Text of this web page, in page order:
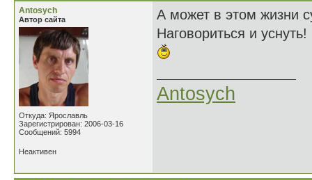
Antosych
Автор сайта
Откуда: Ярославль
Зарегистрирован: 2006-03-16
Сообщений: 5994
А может в этом жизни
Наговориться и уснуть!
Antosych
Неактивен